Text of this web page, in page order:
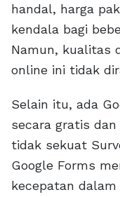
handal, harga
kendala bagi
Namun, kualitas
online ini tidak
Selain itu, ada
secara gratis
tidak sekuat
Google Forms
kecepatan